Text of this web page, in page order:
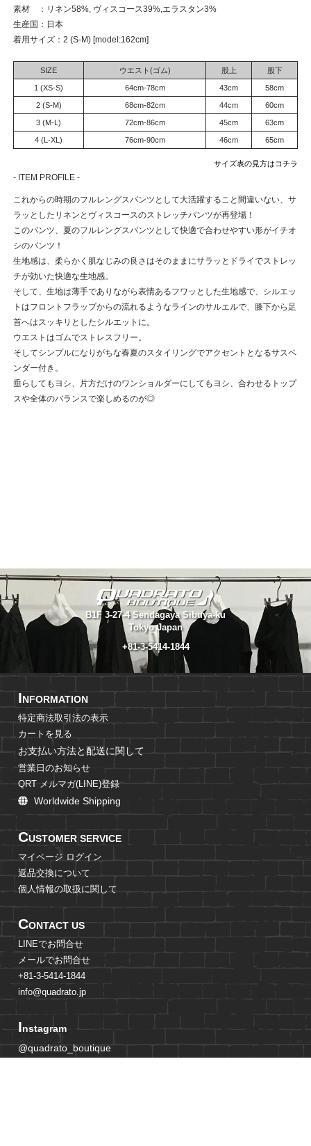
素材 ：リネン58%, ヴィスコース39%,エラスタン3%
生産国：日本
着用サイズ：2 (S-M) [model:162cm]
SIZE ウエスト(ゴム) 股上 股下
1 (XS-S) 64cm-78cm 43cm 58cm
2 (S-M) 68cm-82cm 44cm 60cm
3 (M-L) 72cm-86cm 45cm 63cm
4 (L-XL) 76cm-90cm 46cm 65cm
サイズ表の見方はコチラ
- ITEM PROFILE -
これからの時期のフルレングスパンツとして大活躍すること間違いない、サ
ラッとしたリネンとヴィスコースのストレッチパンツが再登場！
このパンツ、夏のフルレングスパンツとして快適で合わせやすい形がイチオ
シのパンツ！
生地感は、柔らかく肌なじみの良さはそのままにサラッとドライでストレッ
チが効いた快適な生地感。
そして、生地は薄手でありながら表情あるフワッとした生地感で、シルエッ
トはフロントフラップからの流れるようなラインのサルエルで、膝下から足
首へはスッキリとしたシルエットに。
ウエストはゴムでストレスフリー。
そしてシンプルになりがちな春夏のスタイリングでアクセントとなるサスペ
ンダー付き。
垂らしてもヨシ、片方だけのワンショルダーにしてもヨシ、合わせるトップ
スや全体のバランスで楽しめるのが◎
B1F 3-27-4 Sendagaya Sibuya-ku
Tokyo Japan
+81-3-5414-1844
INFORMATION
特定商法取引法の表示
カートを見る
お支払い方法と配送に関して
営業日のお知らせ
QRT メルマガ(LINE)登録
Worldwide Shipping
CUSTOMER SERVICE
マイページ ログイン
返品交換について
個人情報の取扱に関して
CONTACT US
LINEでお問合せ
メールでお問合せ
+81-3-5414-1844
info@quadrato.jp
Instagram
@quadrato_boutique